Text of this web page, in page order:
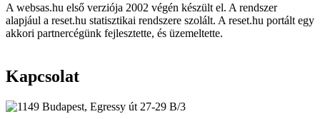
A websas.hu első verziója 2002 végén készült el. A rendszer
alapjául a reset.hu statisztikai rendszere szolált. A reset.hu portált egy
akkori partnercégünk fejlesztette, és üzemeltette.
Kapcsolat